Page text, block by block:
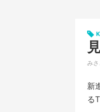
みさ
新
る